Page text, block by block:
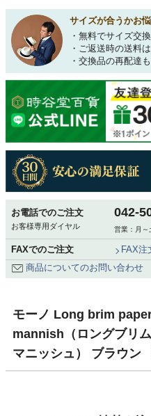
サイズが合うかお
・無料でサイズ交
・ご返送時の送料
・交換品の再配達
お電話でのご注文
お客様専用ダイヤル
042-
営業：月
FAXでのご注文
FAX注
商品についてのお問い合わせ
モーノ Long brim
mannish（ロングブリ
マニッシュ） ブラウン